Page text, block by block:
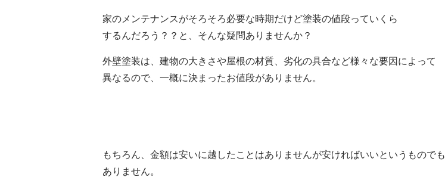
家のメンテナンスがそろそろ必要な時期だけど塗装の値段っていくら
するんだろう？？と、そんな疑問ありませんか？
外壁塗装は、建物の大きさや屋根の材質、劣化の具合など様々な要因によって
異なるので、一概に決まったお値段がありません。
もちろん、金額は安いに越したことはありませんが安ければいいというものでも
ありません。